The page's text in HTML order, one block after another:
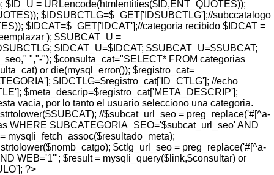
= URLencode(htmlentities($ID,ENT_QUOTES));
$IDSUBCTLG=$_GET['IDSUBCTLG'];//subccatalogo
$IDCAT=$_GET['IDCAT'];//categoria recibido $IDCAT =
); $SUBCAT_U =
$IDCAT_U=$IDCAT; $SUBCAT_U=$SUBCAT;
","-"); $consulta_cat="SELECT* FROM categorias
or die(mysql_error()); $registro_cat=
$IDCTLG=$registro_cat['ID_CTLG']; //echo
$meta_descrip=$registro_cat['META_DESCRIP'];
vacia, por lo tanto el usuario selecciono una categoria.
//$subcat_url_seo = preg_replace('#[^a-
WHERE SUBCATEGORIA_SEO='$subcat_url_seo' AND
mysqli_fetch_assoc($resultado_meta);
$ctlg_url_seo = preg_replace('#[^a-
WEB='1'"; $result = mysqli_query($link,$consultar) or
?>